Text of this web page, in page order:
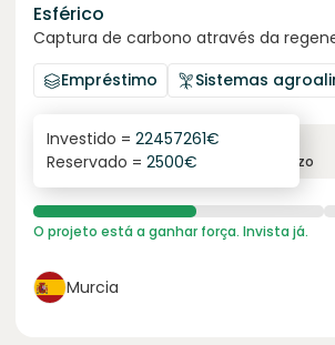
Esférico
Captura de carbono através da
Empréstimo
Sistemas
6.3%
juro anual prazo
Investido = 22457261€
Reservado = 2500€
O projeto está a ganhar força. Invista já.
Murcia